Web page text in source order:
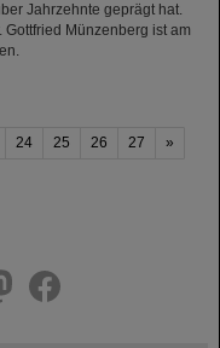
Jahrzehnte geprägt hat.
Münzenberg ist am
24 25 26 27 »